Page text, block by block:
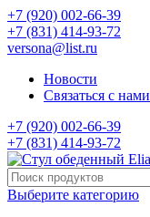
+7 (920) 002-66-39
+7 (831) 414-93-72
versona@list.ru
Новости
Связаться с нами
+7 (920) 002-66-39
+7 (831) 414-93-72
Выберите категорию